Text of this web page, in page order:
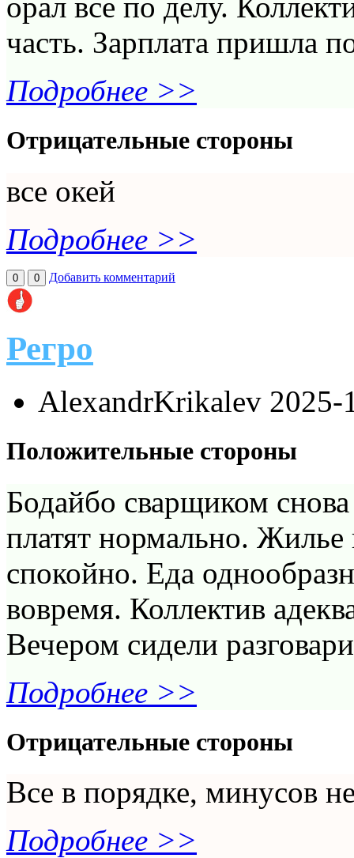
орал все по делу.
часть. Зарплата пришла
Подробнее >>
Отрицательные стороны
все окей
Подробнее >>
0 0 Добавить комментарий
Регро
AlexandrKrikalev 2025-
Положительные стороны
Бодайбо сварщиком
платят нормально.
спокойно. Еда
вовремя. Коллектив
Вечером сидели
Подробнее >>
Отрицательные стороны
Все в порядке, минусов
Подробнее >>